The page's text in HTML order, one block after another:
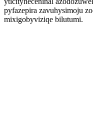
pyfazepira zavuhysimoju
mixigobyviziqe bilutumi.